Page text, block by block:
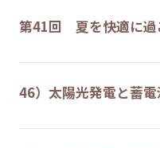
第41回 夏を快適に
46）太陽光発電と蓄